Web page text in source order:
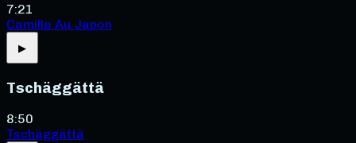
7:21
Camille Au Japon
▶
Tschäggättä
8:50
Tschäggättä